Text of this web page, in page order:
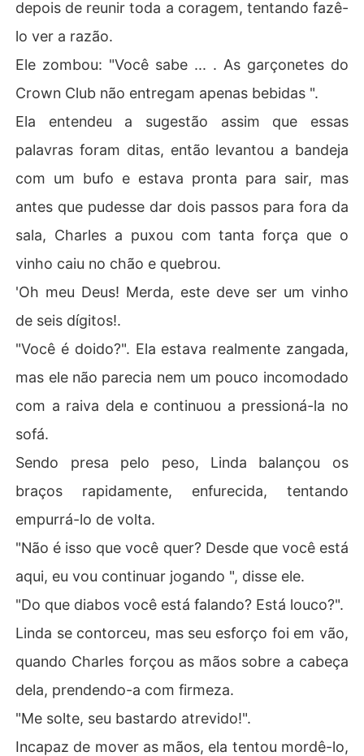
depois de reunir toda a coragem, tentando fazê-
lo ver a razão.
Ele zombou: "Você sabe ... . As garçonetes do
Crown Club não entregam apenas bebidas ".
Ela entendeu a sugestão assim que essas
palavras foram ditas, então levantou a bandeja
com um bufo e estava pronta para sair, mas
antes que pudesse dar dois passos para fora da
sala, Charles a puxou com tanta força que o
vinho caiu no chão e quebrou.
'Oh meu Deus! Merda, este deve ser um vinho
de seis dígitos!.
"Você é doido?". Ela estava realmente zangada,
mas ele não parecia nem um pouco incomodado
com a raiva dela e continuou a pressioná-la no
sofá.
Sendo presa pelo peso, Linda balançou os
braços rapidamente, enfurecida, tentando
empurrá-lo de volta.
"Não é isso que você quer? Desde que você está
aqui, eu vou continuar jogando ", disse ele.
"Do que diabos você está falando? Está louco?".
Linda se contorceu, mas seu esforço foi em vão,
quando Charles forçou as mãos sobre a cabeça
dela, prendendo-a com firmeza.
"Me solte, seu bastardo atrevido!".
Incapaz de mover as mãos, ela tentou mordê-lo,